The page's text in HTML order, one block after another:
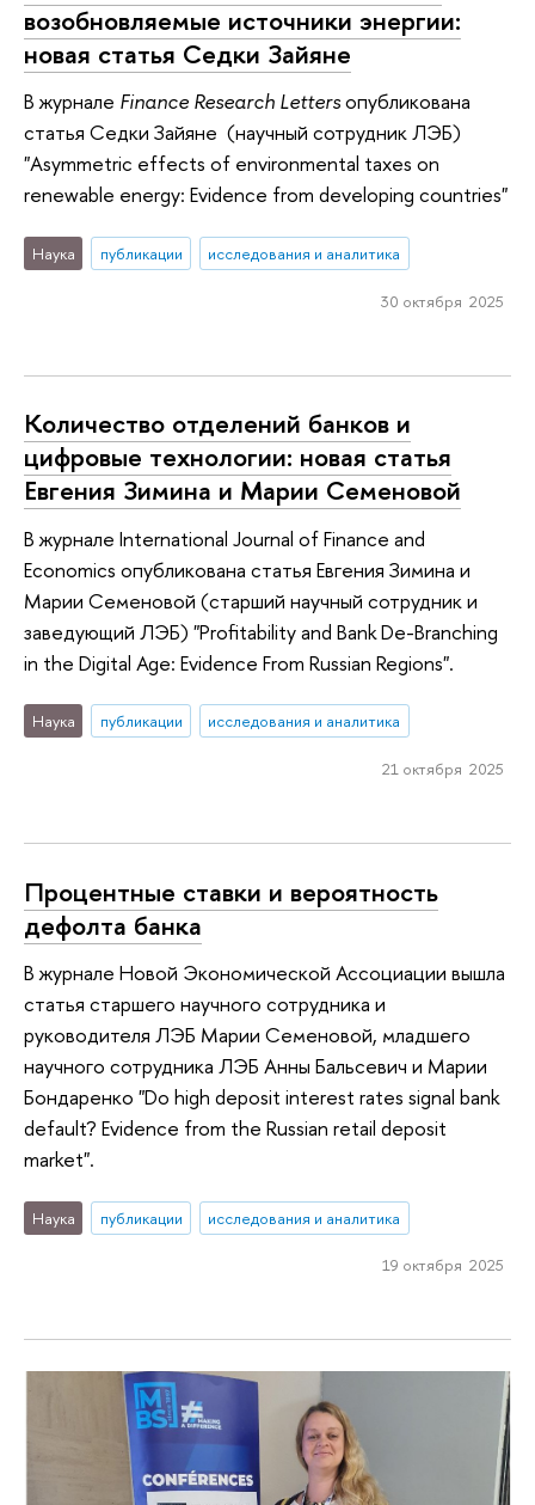
возобновляемые источники энергии:
новая статья Седки Зайяне
В журнале Finance Research Lettersопубликована
статья Седки Зайяне (научный сотрудник ЛЭБ)
"Asymmetric effects of environmental taxes on
renewable energy: Evidence from developing countries"
Наука публикации исследования и аналитика
30 октября 2025
Количество отделений банков и
цифровые технологии: новая статья
Евгения Зимина и Марии Семеновой
В журнале International Journal of Finance and
Economics опубликована статья Евгения Зимина и
Марии Семеновой (старший научный сотрудник и
заведующий ЛЭБ) "Profitability and Bank De-Branching
in the Digital Age: Evidence From Russian Regions".
Наука публикации исследования и аналитика
21 октября 2025
Процентные ставки и вероятность
дефолта банка
В журнале Новой Экономической Ассоциации вышла
статья старшего научного сотрудника и
руководителя ЛЭБ Марии Семеновой, младшего
научного сотрудника ЛЭБ Анны Бальсевич и Марии
Бондаренко "Do high deposit interest rates signal bank
default? Evidence from the Russian retail deposit
market".
Наука публикации исследования и аналитика
19 октября 2025